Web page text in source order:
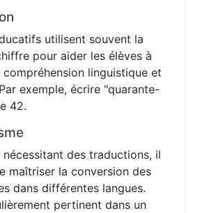
utilisent souvent la
pour aider les élèves à
linguistique et
exemple, écrire "quarante-
42.
des traductions, il
maîtriser la conversion des
dans différentes langues.
pertinent dans un